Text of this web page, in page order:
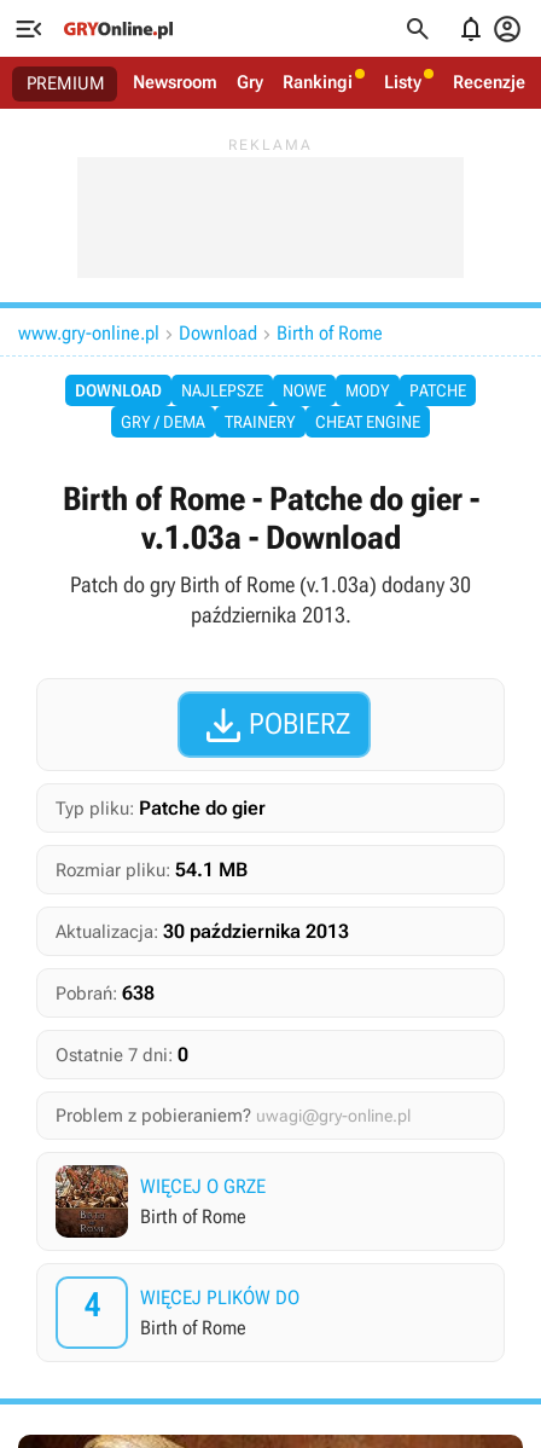
   
PREMIUM Newsroom Gry Rankingi Listy Recenzje
www.gry-online.pl  Download  Birth of Rome
DOWNLOAD NAJLEPSZE NOWE MODY
PATCHE
GRY / DEMA
TRAINERY CHEAT ENGINE
Birth of Rome - Patche do gier -
v.1.03a - Download
Patch do gry Birth of Rome (v.1.03a) dodany 30
października 2013.
 POBIERZ
Typ pliku: Patche do gier
Rozmiar pliku: 54.1 MB
Aktualizacja: 30 października 2013
Pobrań: 638
Ostatnie 7 dni: 0
Problem z pobieraniem? uwagi@gry-online.pl
WIĘCEJ O GRZE
Birth of Rome
4
WIĘCEJ PLIKÓW DO
Birth of Rome